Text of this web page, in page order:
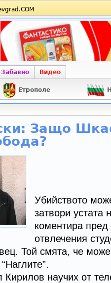
Забавно Видео
Етрополе
Защо
Убийството
затвори устата
коментира
отвлечения
Той смята, че
Кирилов научих от